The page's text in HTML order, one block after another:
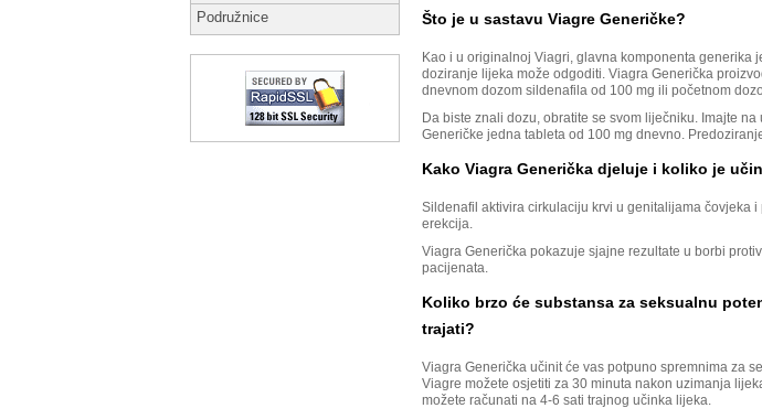
Podružnice
Što je u sastavu Viagre Generičke?
Kao i u originalnoj Viagri, glavna komponenta generika
doziranje lijeka može odgoditi. Viagra Generička
dnevnom dozom sildenafila od 100 mg ili početnom
Da biste znali dozu, obratite se svom liječniku. Imajte
Generičke jedna tableta od 100 mg dnevno.
Kako Viagra Generička djeluje i koliko je
Sildenafil aktivira cirkulaciju krvi u genitalijama čovjeka
erekcija.
Viagra Generička pokazuje sjajne rezultate u borbi
pacijenata.
Koliko brzo će substansa za seksualnu
trajati?
Viagra Generička učinit će vas potpuno spremnima za
Viagre možete osjetiti za 30 minuta nakon uzimanja
možete računati na 4-6 sati trajnog učinka lijeka.